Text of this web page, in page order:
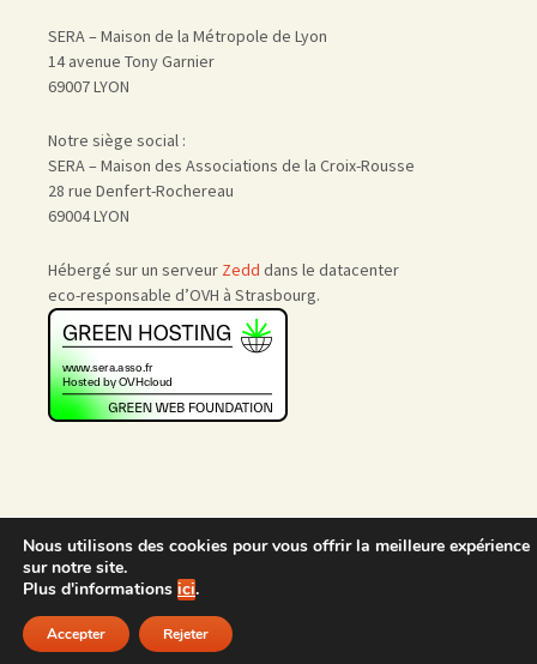
SERA – Maison de la Métropole de Lyon
14 avenue Tony Garnier
69007 LYON
Notre siège social :
SERA – Maison des Associations de la Croix-Rousse
28 rue Denfert-Rochereau
69004 LYON
Hébergé sur un serveur Zedd dans le datacenter
eco-responsable d’OVH à Strasbourg.
Accueil | Nous rejoindre
Admin
Nous utilisons des cookies pour vous offrir la meilleure expérience
sur notre site.
Plus d'informations ici.
Accepter Rejeter